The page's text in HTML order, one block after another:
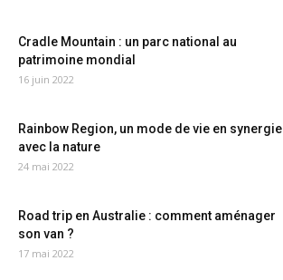
Cradle Mountain : un parc national au
patrimoine mondial
16 juin 2022
Rainbow Region, un mode de vie en synergie
avec la nature
24 mai 2022
Road trip en Australie : comment aménager
son van ?
17 mai 2022